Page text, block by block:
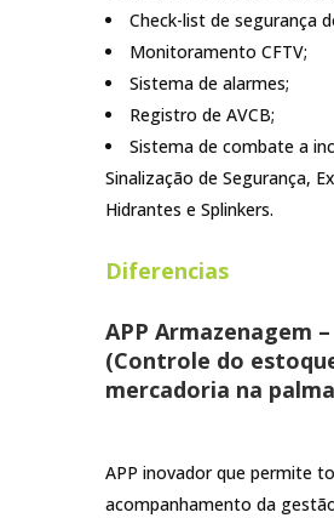
Check-list de segurança
Monitoramento CFTV;
Sistema de alarmes;
Registro de AVCB;
Sistema de combate a
Sinalização de Segurança,
Hidrantes e Splinkers.
Diferencias
APP Armazenagem –
(Controle do
mercadoria na
APP inovador que permite
acompanhamento da